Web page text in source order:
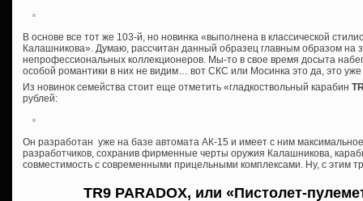
В основе все тот же 103-й, но новинка «выполнена в классической
Калашникова». Думаю, рассчитан данный образец главным образом на
непрофессиональных коллекционеров. Мы-то в свое время досыта
особой романтики в них не видим… вот СКС или Мосинка это да, это уже
Из новинок семейства стоит еще отметить «гладкоствольный карабин
рублей:
Он разработан уже на базе автомата АК-15 и имеет с ним
разработчиков, сохранив фирменные черты оружия Калашникова,
совместимость с современными прицельными комплексами. Ну, с этим
TR9 PARADOX, или «Пистолет-